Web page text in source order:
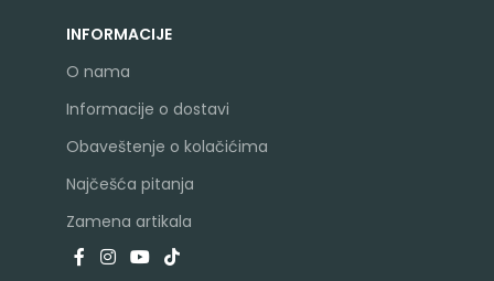
INFORMACIJE
O nama
Informacije o dostavi
Obaveštenje o kolačićima
Najčešća pitanja
Zamena artikala